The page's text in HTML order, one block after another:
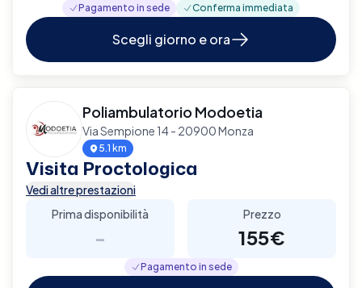
Pagamento in sede Conferma immediata
Scegli giorno e ora
Poliambulatorio Modoetia
Via Sempione 14 - 20900 Monza
5.1 km
Visita Proctologica
Vedi altre prestazioni
Prima disponibilità
-
Prezzo
155€
Pagamento in sede